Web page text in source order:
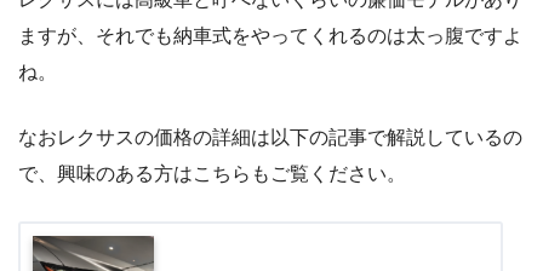
ますが、それでも納車式をやってくれるのは太っ腹ですよ
ね。
なおレクサスの価格の詳細は以下の記事で解説しているの
で、興味のある方はこちらもご覧ください。